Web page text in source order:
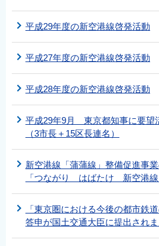
平成29年度の新空港線啓発活動
平成27年度の新空港線啓発活動
平成28年度の新空港線啓発活動
平成29年9月 東京都知事に要望
（3市長＋15区長連名）
新空港線「蒲蒲線」整備促進事
「つながり はばたけ 新空港線
「東京圏における今後の都市鉄
答申が国土交通大臣に提出され